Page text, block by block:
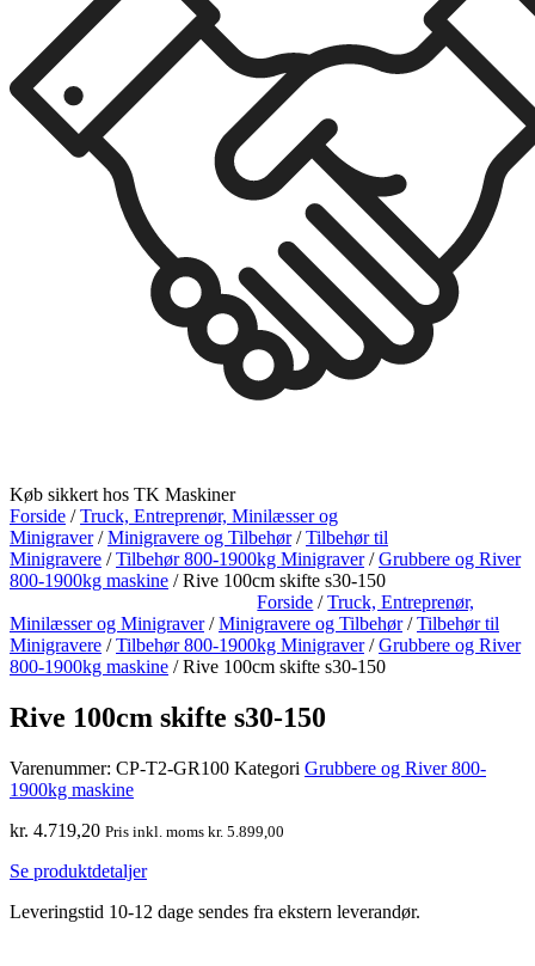
Køb sikkert hos TK Maskiner
Forside /Truck, Entreprenør, Minilæsser og
Minigraver/Minigravere og Tilbehør/Tilbehør til
Minigravere /Tilbehør 800-1900kg Minigraver/Grubbere og River
800-1900kg maskine / Rive 100cm skifte s30-150
Forside /Truck, Entreprenør,
Minilæsser og Minigraver/Minigravere og Tilbehør/Tilbehør til
Minigravere /Tilbehør 800-1900kg Minigraver/Grubbere og River
800-1900kg maskine / Rive 100cm skifte s30-150
Rive 100cm skifte s30-150
Varenummer: CP-T2-GR100 Kategori Grubbere og River 800-
1900kg maskine
kr. 4.719,20 Pris inkl. moms kr. 5.899,00
Se produktdetaljer
Leveringstid 10-12 dage sendes fra ekstern leverandør.